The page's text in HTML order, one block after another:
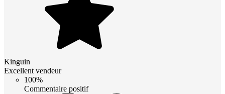
Kinguin
Excellent vendeur
100%
Commentaire positif